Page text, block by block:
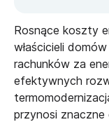
Rosnące koszty
właścicieli
rachunków za
efektywnych
przynosi znaczne